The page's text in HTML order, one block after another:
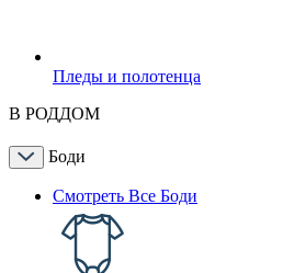
Пледы и полотенца
В РОДДОМ
Боди
Смотреть Все Боди